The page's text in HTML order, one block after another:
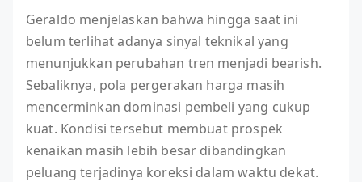
Geraldo menjelaskan bahwa hingga saat ini
belum terlihat adanya sinyal teknikal yang
menunjukkan perubahan tren menjadi bearish.
Sebaliknya, pola pergerakan harga masih
mencerminkan dominasi pembeli yang cukup
kuat. Kondisi tersebut membuat prospek
kenaikan masih lebih besar dibandingkan
peluang terjadinya koreksi dalam waktu dekat.